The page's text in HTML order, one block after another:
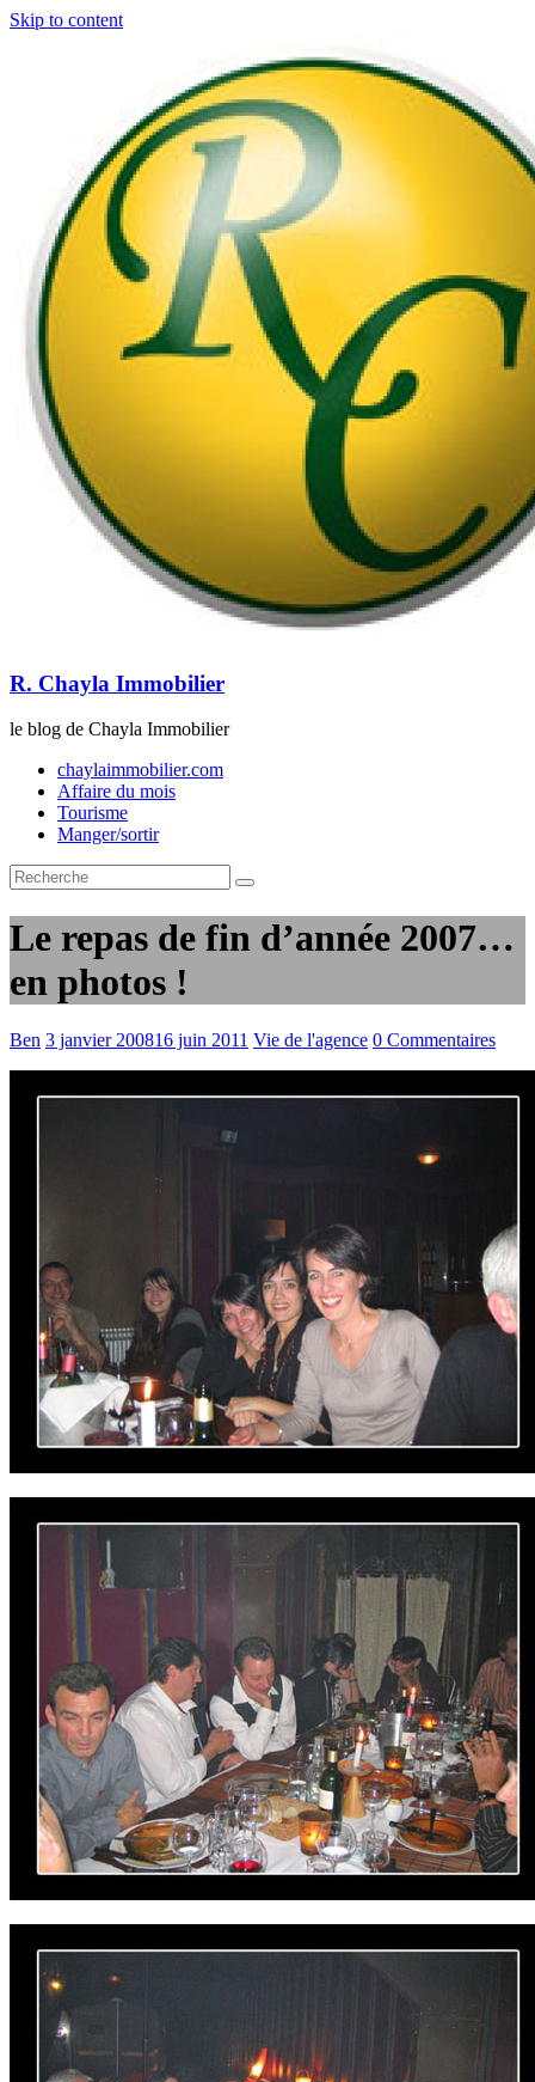
Skip to content
R. Chayla Immobilier
le blog de Chayla Immobilier
chaylaimmobilier.com
Affaire du mois
Tourisme
Manger/sortir
Le repas de fin d’année 2007…
en photos !
Ben 3 janvier 200816 juin 2011 Vie de l'agence 0 Commentaires